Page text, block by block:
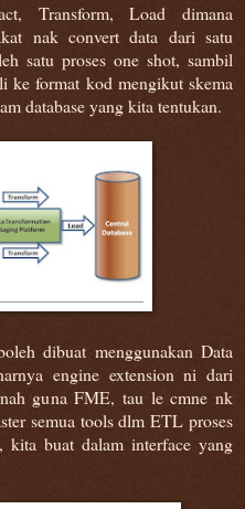
Transform, Load dimana
nak convert data dari satu
satu proses one shot, sambil
ke format kod mengikut skema
database yang kita tentukan.
dibuat menggunakan Data
engine extension ni dari
guna FME, tau le cmne nk
semua tools dlm ETL proses
buat dalam interface yang